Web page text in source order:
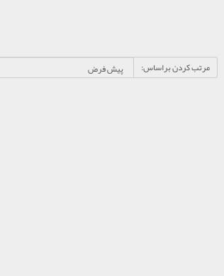
مرتب کردن براساس: